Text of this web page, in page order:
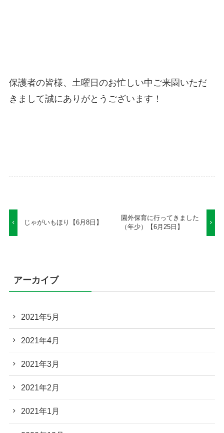
保護者の皆様、土曜日のお忙しい中ご来園いただ
きまして誠にありがとうございます！
じゃがいもほり【6月8日】
園外保育に行ってきました
（年少）【6月25日】
アーカイブ
2021年5月
2021年4月
2021年3月
2021年2月
2021年1月